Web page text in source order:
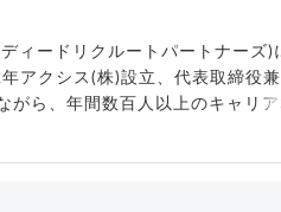
ィードリクルートパートナーズ)
アクシス(株)設立、代表取締役
がら、年間数百人以上のキャリ